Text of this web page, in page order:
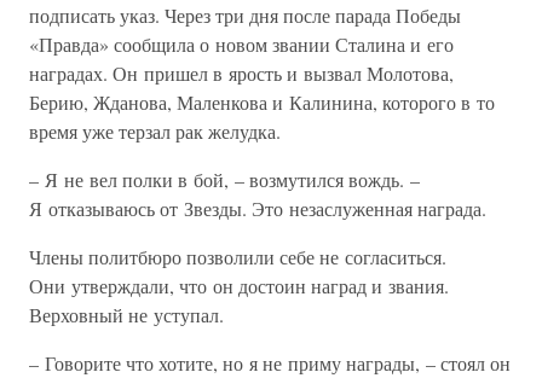
подписать указ. Через три дня после парада Победы
«Правда» сообщила о новом звании Сталина и его
наградах. Он пришел в ярость и вызвал Молотова,
Берию, Жданова, Маленкова и Калинина, которого в то
время уже терзал рак желудка.
– Я не вел полки в бой, – возмутился вождь. –
Я отказываюсь от Звезды. Это незаслуженная награда.
Члены политбюро позволили себе не согласиться.
Они утверждали, что он достоин наград и звания.
Верховный не уступал.
– Говорите что хотите, но я не приму награды, – стоял он